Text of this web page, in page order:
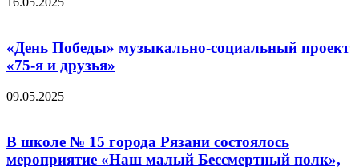
«День Победы» музыкально-социальный проект
«75-я и друзья»
09.05.2025
В школе № 15 города Рязани состоялось
мероприятие «Наш малый Бессмертный полк»,